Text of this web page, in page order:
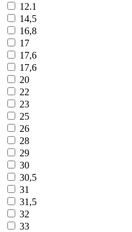
12.1
14,5
16,8
17
17,6
17,6
20
22
23
25
26
28
29
30
30,5
31
31,5
32
33